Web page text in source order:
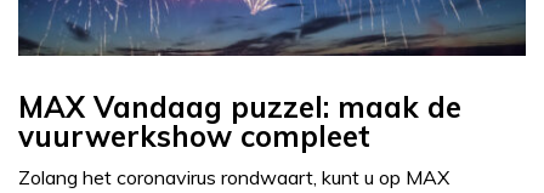
MAX Vandaag puzzel: maak de
vuurwerkshow compleet
Zolang het coronavirus rondwaart, kunt u op MAX